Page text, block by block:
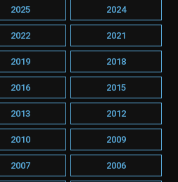
2025 2024
2022 2021
2019 2018
2016 2015
2013 2012
2010 2009
2007 2006